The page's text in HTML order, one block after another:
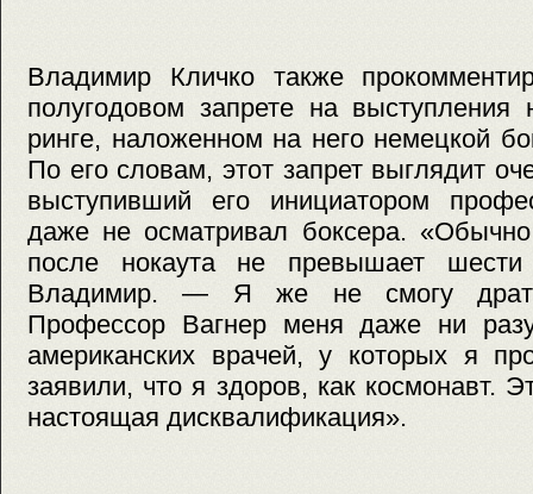
Владимир Кличко также
полугодовом запрете на выступления
ринге, наложенном на него немецкой
По его словам, этот запрет выглядит
выступивший его инициатором
даже не осматривал боксера. «Обычно
после нокаута не превышает
Владимир. — Я же не смогу
Профессор Вагнер меня даже ни
американских врачей, у которых я
заявили, что я здоров, как космонавт.
настоящая дисквалификация».